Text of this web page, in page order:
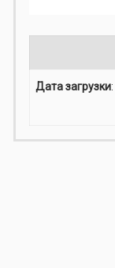
Дата загрузки: